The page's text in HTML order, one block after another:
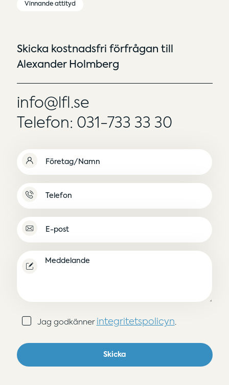
Vinnande attityd
Skicka kostnadsfri förfrågan till
Alexander Holmberg
info@lfl.se
Telefon: 031-733 33 30
Namn
(Obligatoriskt)
Namnlös
E-
post
(Obligatoriskt)
Meddelande
Samtycke
Jag godkänner integritetspolicyn
Skicka